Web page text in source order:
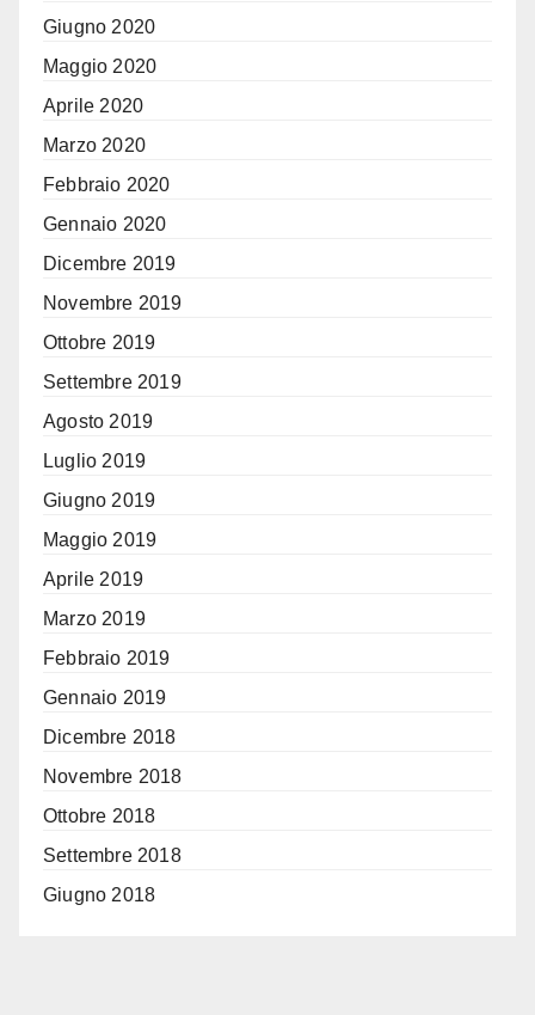
Giugno 2020
Maggio 2020
Aprile 2020
Marzo 2020
Febbraio 2020
Gennaio 2020
Dicembre 2019
Novembre 2019
Ottobre 2019
Settembre 2019
Agosto 2019
Luglio 2019
Giugno 2019
Maggio 2019
Aprile 2019
Marzo 2019
Febbraio 2019
Gennaio 2019
Dicembre 2018
Novembre 2018
Ottobre 2018
Settembre 2018
Giugno 2018